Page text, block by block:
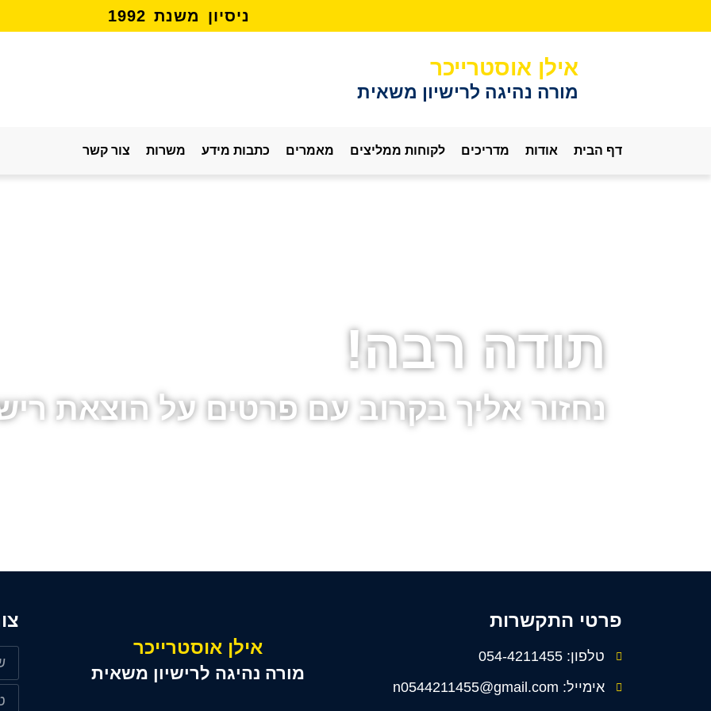
ניסיון משנת 2
9
9
1
אילן אוסטרייכר
מורה נהיגה לרישיון משאית
דף הבית אודות מדריכים לקוחות ממליצים מאמרים כתבות מידע משרות צור קשר
תודה רבה!
נחזור אליך בקרוב עם פרטים על הוצאת
פרטי התקשרות
טלפון: 054-4211455
אימייל: n0544211455@gmail.com
אילן אוסטרייכר
מורה נהיגה לרישיון משאית